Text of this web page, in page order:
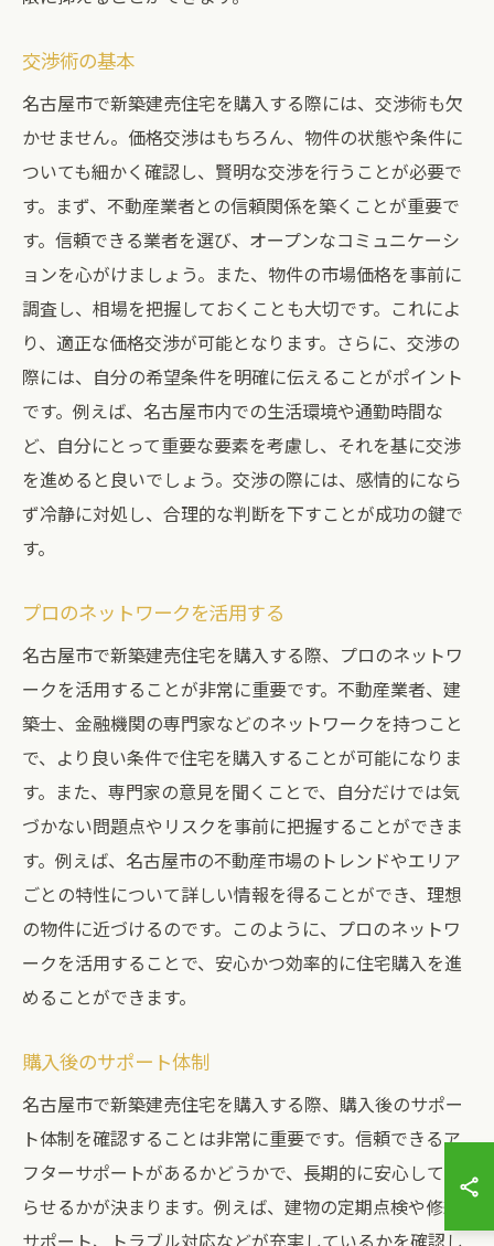
交渉術の基本
名古屋市で新築建売住宅を購入する際には、交渉術も欠
かせません。価格交渉はもちろん、物件の状態や条件に
ついても細かく確認し、賢明な交渉を行うことが必要で
す。まず、不動産業者との信頼関係を築くことが重要で
す。信頼できる業者を選び、オープンなコミュニケーシ
ョンを心がけましょう。また、物件の市場価格を事前に
調査し、相場を把握しておくことも大切です。これによ
り、適正な価格交渉が可能となります。さらに、交渉の
際には、自分の希望条件を明確に伝えることがポイント
です。例えば、名古屋市内での生活環境や通勤時間な
ど、自分にとって重要な要素を考慮し、それを基に交渉
を進めると良いでしょう。交渉の際には、感情的になら
ず冷静に対処し、合理的な判断を下すことが成功の鍵で
す。
プロのネットワークを活用する
名古屋市で新築建売住宅を購入する際、プロのネットワ
ークを活用することが非常に重要です。不動産業者、建
築士、金融機関の専門家などのネットワークを持つこと
で、より良い条件で住宅を購入することが可能になりま
す。また、専門家の意見を聞くことで、自分だけでは気
づかない問題点やリスクを事前に把握することができま
す。例えば、名古屋市の不動産市場のトレンドやエリア
ごとの特性について詳しい情報を得ることができ、理想
の物件に近づけるのです。このように、プロのネットワ
ークを活用することで、安心かつ効率的に住宅購入を進
めることができます。
購入後のサポート体制
名古屋市で新築建売住宅を購入する際、購入後のサポー
ト体制を確認することは非常に重要です。信頼できるア
フターサポートがあるかどうかで、長期的に安心して暮
らせるかが決まります。例えば、建物の定期点検や修繕
サポート、トラブル対応などが充実しているかを確認し